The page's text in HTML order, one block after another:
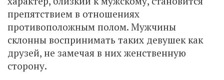
препятствием в отношениях
противоположным полом. Мужчины
склонны воспринимать таких девушек как
друзей, не замечая в них женственную
сторону.